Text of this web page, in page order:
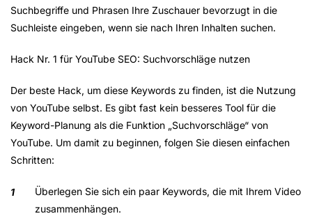
Suchbegriffe und Phrasen Ihre Zuschauer bevorzugt in die
Suchleiste eingeben, wenn sie nach Ihren Inhalten suchen.
Hack Nr. 1 für YouTube SEO: Suchvorschläge nutzen
Der beste Hack, um diese Keywords zu finden, ist die Nutzung
von YouTube selbst. Es gibt fast kein besseres Tool für die
Keyword-Planung als die Funktion „Suchvorschläge“ von
YouTube. Um damit zu beginnen, folgen Sie diesen einfachen
Schritten:
Überlegen Sie sich ein paar Keywords, die mit Ihrem Video
zusammenhängen.